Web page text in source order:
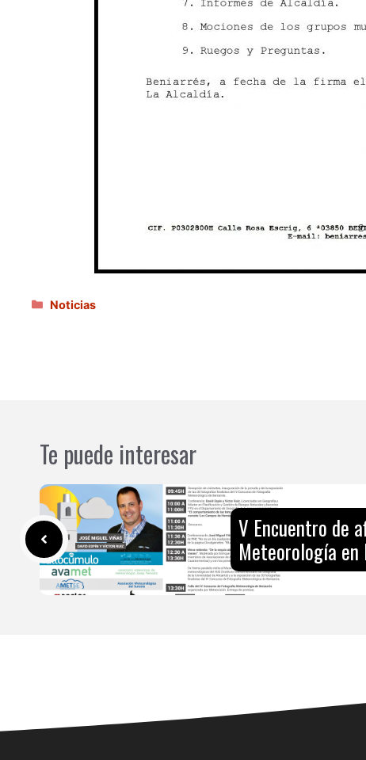
Categorías
Noticias
Te puede interesar
V Encuentro de
Meteorología en